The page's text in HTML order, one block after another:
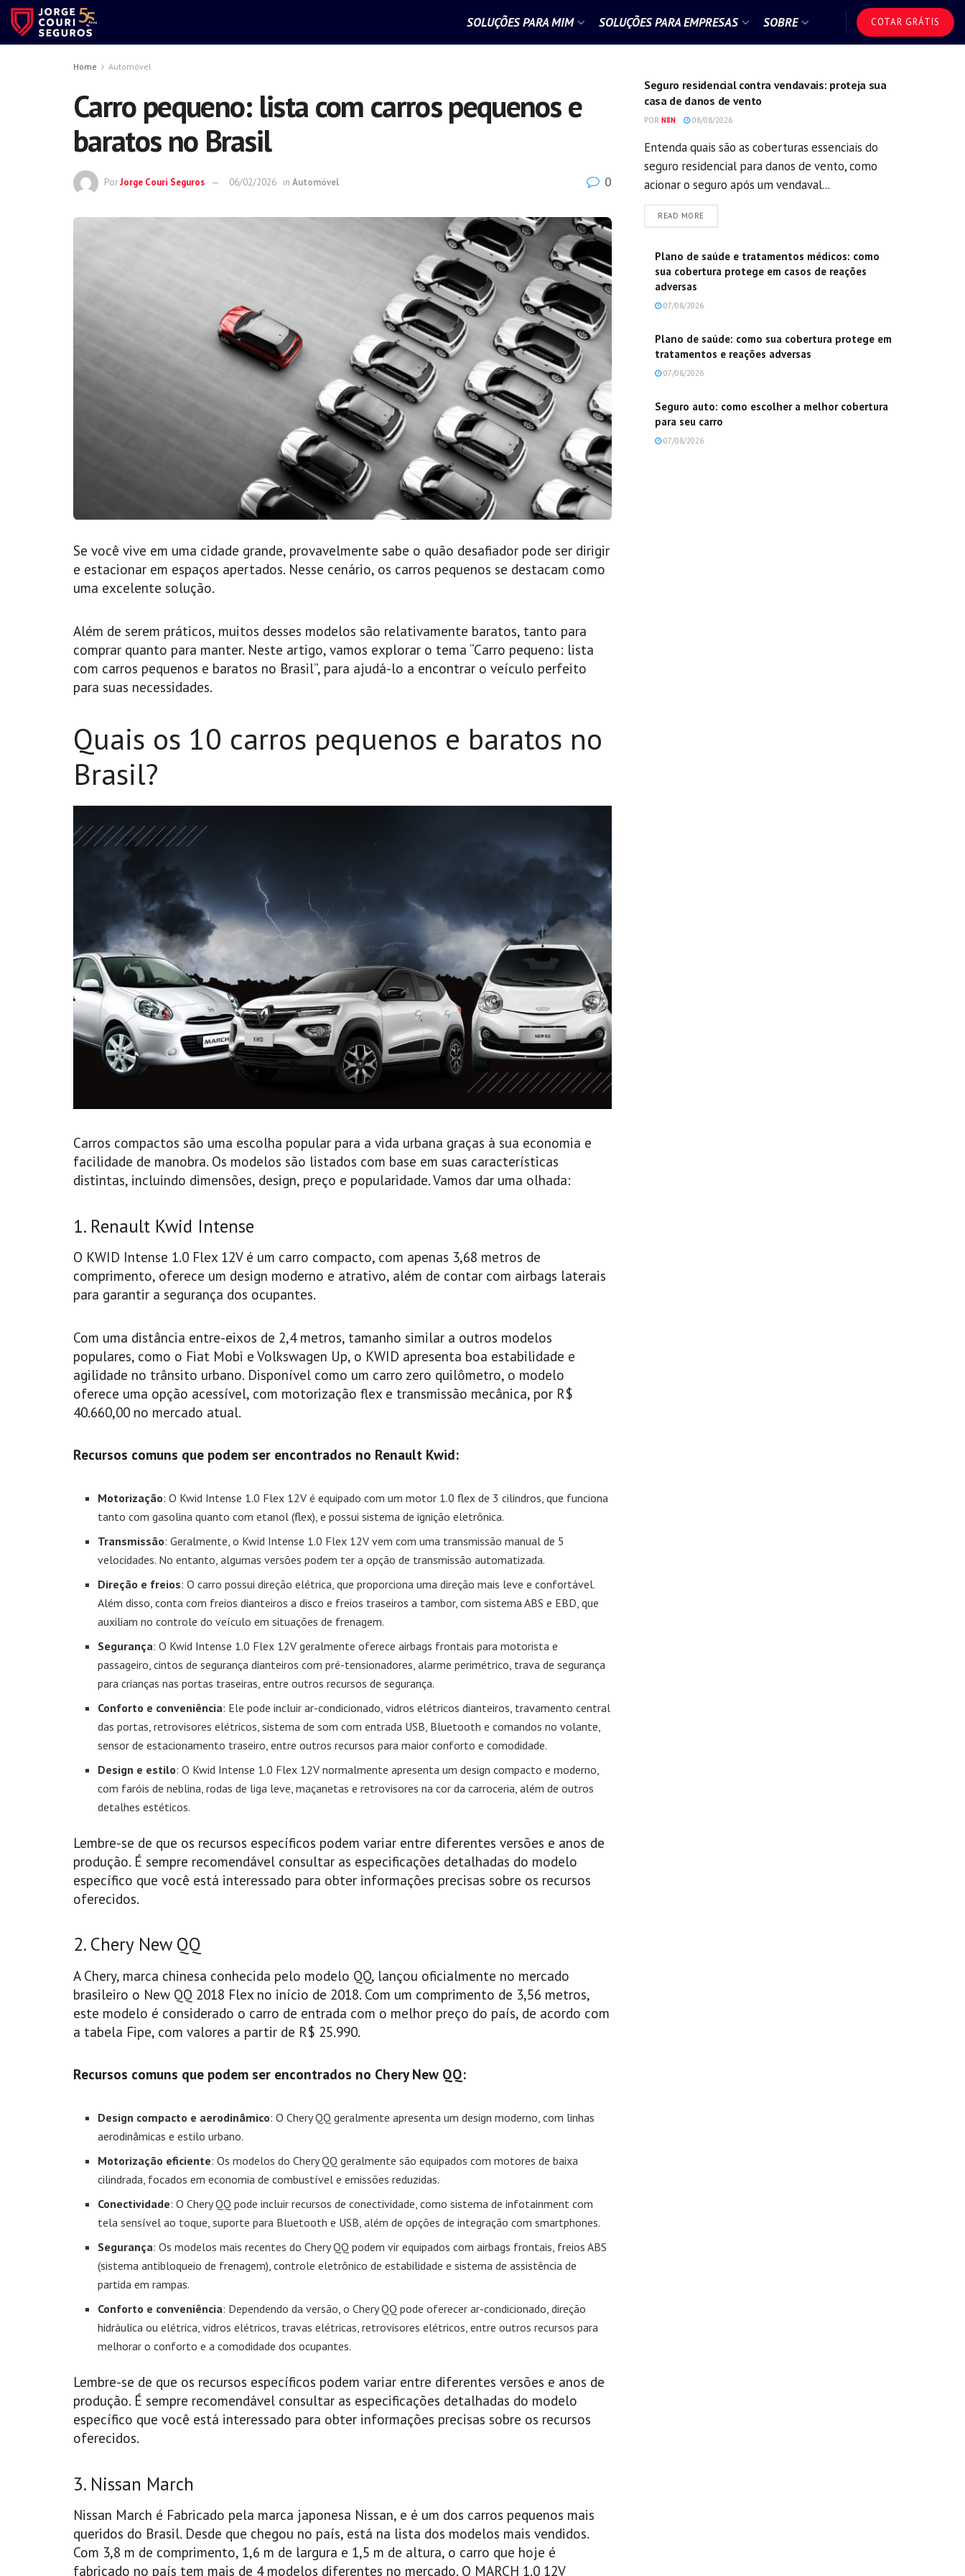
SOLUÇÕES PARA MIM SOLUÇÕES PARA EMPRESAS SOBRE COTAR GRÁTIS
Home Automóvel
Carro pequeno: lista com carros pequenos e
baratos no Brasil
PorJorge Couri Seguros 06/02/2026 in Automóvel 0
Se você vive em uma cidade grande, provavelmente sabe o quão desafiador pode ser dirigir
e estacionar em espaços apertados. Nesse cenário, os carros pequenos se destacam como
uma excelente solução.
Além de serem práticos, muitos desses modelos são relativamente baratos, tanto para
comprar quanto para manter. Neste artigo, vamos explorar o tema “Carro pequeno: lista
com carros pequenos e baratos no Brasil”, para ajudá-lo a encontrar o veículo perfeito
para suas necessidades.
Quais os 10 carros pequenos e baratos no
Brasil?
Carros compactos são uma escolha popular para a vida urbana graças à sua economia e
facilidade de manobra. Os modelos são listados com base em suas características
distintas, incluindo dimensões, design, preço e popularidade. Vamos dar uma olhada:
1. Renault Kwid Intense
O KWID Intense 1.0 Flex 12V é um carro compacto, com apenas 3,68 metros de
comprimento, oferece um design moderno e atrativo, além de contar com airbags laterais
para garantir a segurança dos ocupantes.
Com uma distância entre-eixos de 2,4 metros, tamanho similar a outros modelos
populares, como o Fiat Mobi e Volkswagen Up, o KWID apresenta boa estabilidade e
agilidade no trânsito urbano. Disponível como um carro zero quilômetro, o modelo
oferece uma opção acessível, com motorização flex e transmissão mecânica, por R$
40.660,00 no mercado atual.
Recursos comuns que podem ser encontrados no Renault Kwid:
Motorização: O Kwid Intense 1.0 Flex 12V é equipado com um motor 1.0 flex de 3 cilindros, que funciona
tanto com gasolina quanto com etanol (flex), e possui sistema de ignição eletrônica.
Transmissão: Geralmente, o Kwid Intense 1.0 Flex 12V vem com uma transmissão manual de 5
velocidades. No entanto, algumas versões podem ter a opção de transmissão automatizada.
Direção e freios: O carro possui direção elétrica, que proporciona uma direção mais leve e confortável.
Além disso, conta com freios dianteiros a disco e freios traseiros a tambor, com sistema ABS e EBD, que
auxiliam no controle do veículo em situações de frenagem.
Segurança: O Kwid Intense 1.0 Flex 12V geralmente oferece airbags frontais para motorista e
passageiro, cintos de segurança dianteiros com pré-tensionadores, alarme perimétrico, trava de segurança
para crianças nas portas traseiras, entre outros recursos de segurança.
Conforto e conveniência: Ele pode incluir ar-condicionado, vidros elétricos dianteiros, travamento central
das portas, retrovisores elétricos, sistema de som com entrada USB, Bluetooth e comandos no volante,
sensor de estacionamento traseiro, entre outros recursos para maior conforto e comodidade.
Design e estilo: O Kwid Intense 1.0 Flex 12V normalmente apresenta um design compacto e moderno,
com faróis de neblina, rodas de liga leve, maçanetas e retrovisores na cor da carroceria, além de outros
detalhes estéticos.
Lembre-se de que os recursos específicos podem variar entre diferentes versões e anos de
produção. É sempre recomendável consultar as especificações detalhadas do modelo
específico que você está interessado para obter informações precisas sobre os recursos
oferecidos.
2. Chery New QQ
A Chery, marca chinesa conhecida pelo modelo QQ, lançou oficialmente no mercado
brasileiro o New QQ 2018 Flex no início de 2018. Com um comprimento de 3,56 metros,
este modelo é considerado o carro de entrada com o melhor preço do país, de acordo com
a tabela Fipe, com valores a partir de R$ 25.990.
Recursos comuns que podem ser encontrados no Chery New QQ:
Design compacto e aerodinâmico: O Chery QQ geralmente apresenta um design moderno, com linhas
aerodinâmicas e estilo urbano.
Motorização eficiente: Os modelos do Chery QQ geralmente são equipados com motores de baixa
cilindrada, focados em economia de combustível e emissões reduzidas.
Conectividade: O Chery QQ pode incluir recursos de conectividade, como sistema de infotainment com
tela sensível ao toque, suporte para Bluetooth e USB, além de opções de integração com smartphones.
Segurança: Os modelos mais recentes do Chery QQ podem vir equipados com airbags frontais, freios ABS
(sistema antibloqueio de frenagem), controle eletrônico de estabilidade e sistema de assistência de
partida em rampas.
Conforto e conveniência: Dependendo da versão, o Chery QQ pode oferecer ar-condicionado, direção
hidráulica ou elétrica, vidros elétricos, travas elétricas, retrovisores elétricos, entre outros recursos para
melhorar o conforto e a comodidade dos ocupantes.
Lembre-se de que os recursos específicos podem variar entre diferentes versões e anos de
produção. É sempre recomendável consultar as especificações detalhadas do modelo
específico que você está interessado para obter informações precisas sobre os recursos
oferecidos.
3. Nissan March
Nissan March é Fabricado pela marca japonesa Nissan, e é um dos carros pequenos mais
queridos do Brasil. Desde que chegou no país, está na lista dos modelos mais vendidos.
Com 3,8 m de comprimento, 1,6 m de largura e 1,5 m de altura, o carro que hoje é
fabricado no país tem mais de 4 modelos diferentes no mercado. O MARCH 1.0 12V
Seguro residencial contra vendavais: proteja sua
casa de danos de vento
POR N8N 08/08/2026
Entenda quais são as coberturas essenciais do
seguro residencial para danos de vento, como
acionar o seguro após um vendaval...
READ MOREDETAILS
Plano de saúde e tratamentos médicos: como
sua cobertura protege em casos de reações
adversas
07/08/2026
Plano de saúde: como sua cobertura protege em
tratamentos e reações adversas
07/08/2026
Seguro auto: como escolher a melhor cobertura
para seu carro
07/08/2026